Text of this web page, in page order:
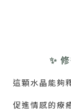
✨
這顆水晶能夠
促進情感的療